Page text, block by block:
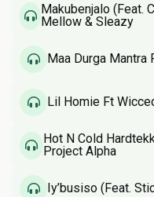
Makubenjalo (Feat.
Mellow & Sleazy
Maa Durga Mantra
Lil Homie Ft
Hot N Cold
Project Alpha
Iy’busiso (Feat.